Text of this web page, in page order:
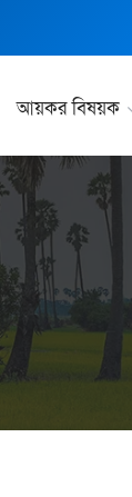
আয়কর বিষয়ক